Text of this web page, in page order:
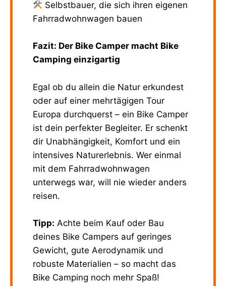
Selbstbauer, die sich ihren eigenen
Fahrradwohnwagen bauen
Fazit: Der Bike Camper macht Bike
Camping einzigartig
Egal ob du allein die Natur erkundest
oder auf einer mehrtägigen Tour
Europa durchquerst – ein Bike Camper
ist dein perfekter Begleiter. Er schenkt
dir Unabhängigkeit, Komfort und ein
intensives Naturerlebnis. Wer einmal
mit dem Fahrradwohnwagen
unterwegs war, will nie wieder anders
reisen.
Tipp: Achte beim Kauf oder Bau
deines Bike Campers auf geringes
Gewicht, gute Aerodynamik und
robuste Materialien – so macht das
Bike Camping noch mehr Spaß!